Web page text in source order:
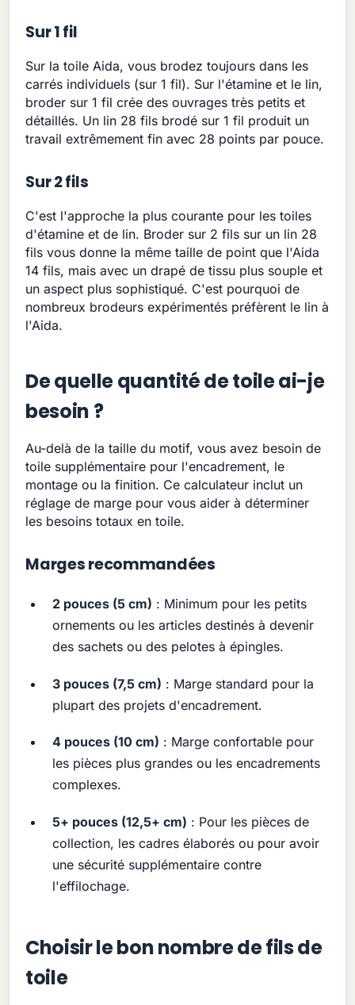
Sur 1 fil
Sur la toile Aida, vous brodez toujours dans les
carrés individuels (sur 1 fil). Sur l'étamine et le lin,
broder sur 1 fil crée des ouvrages très petits et
détaillés. Un lin 28 fils brodé sur 1 fil produit un
travail extrêmement fin avec 28 points par pouce.
Sur 2 fils
C'est l'approche la plus courante pour les toiles
d'étamine et de lin. Broder sur 2 fils sur un lin 28
fils vous donne la même taille de point que l'Aida
14 fils, mais avec un drapé de tissu plus souple et
un aspect plus sophistiqué. C'est pourquoi de
nombreux brodeurs expérimentés préfèrent le lin à
l'Aida.
De quelle quantité de toile ai-je
besoin ?
Au-delà de la taille du motif, vous avez besoin de
toile supplémentaire pour l'encadrement, le
montage ou la finition. Ce calculateur inclut un
réglage de marge pour vous aider à déterminer
les besoins totaux en toile.
Marges recommandées
2 pouces (5 cm) : Minimum pour les petits
ornements ou les articles destinés à devenir
des sachets ou des pelotes à épingles.
3 pouces (7,5 cm) : Marge standard pour la
plupart des projets d'encadrement.
4 pouces (10 cm) : Marge confortable pour
les pièces plus grandes ou les encadrements
complexes.
5+ pouces (12,5+ cm) : Pour les pièces de
collection, les cadres élaborés ou pour avoir
une sécurité supplémentaire contre
l'effilochage.
Choisir le bon nombre de fils de
toile